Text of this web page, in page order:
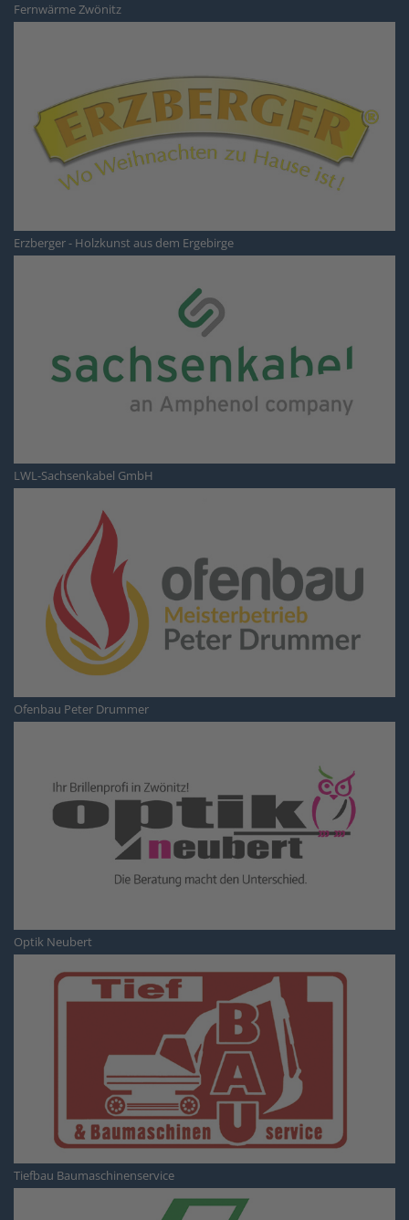
Fernwärme Zwönitz
Erzberger - Holzkunst aus dem Ergebirge
LWL-Sachsenkabel GmbH
Ofenbau Peter Drummer
Optik Neubert
Tiefbau Baumaschinenservice